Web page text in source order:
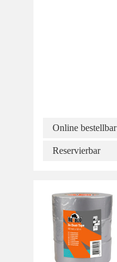
Online bestellbar
Reservierbar